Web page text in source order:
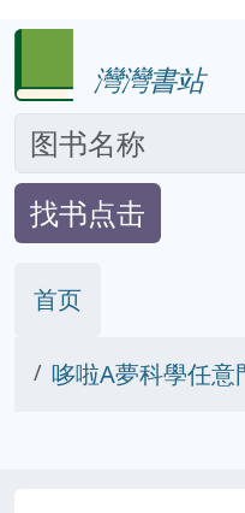
灣灣書站
找书点击
首页
哆啦A夢科學任意